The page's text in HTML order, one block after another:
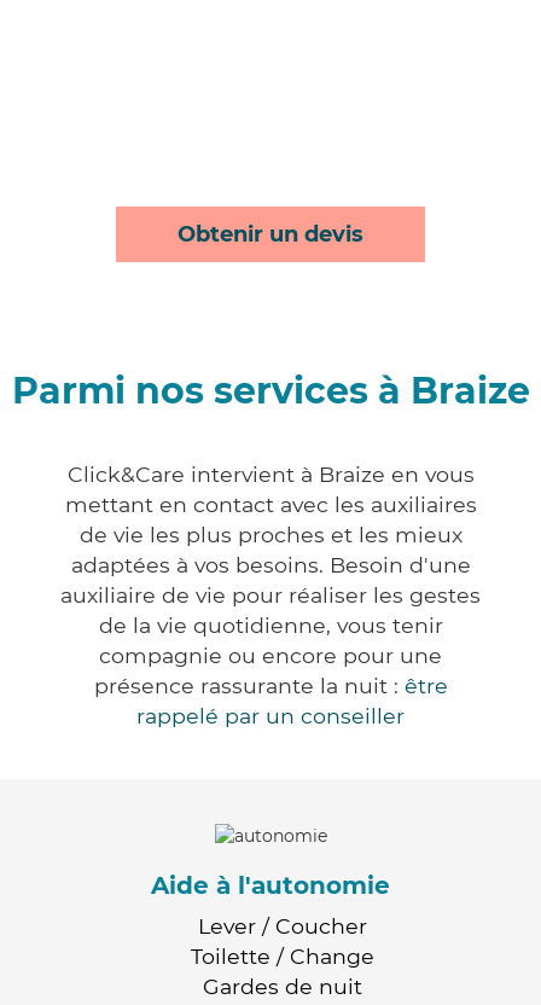
Obtenir un devis
Parmi nos services à Braize
Click&Care intervient à Braize en vous
mettant en contact avec les auxiliaires
de vie les plus proches et les mieux
adaptées à vos besoins. Besoin d'une
auxiliaire de vie pour réaliser les gestes
de la vie quotidienne, vous tenir
compagnie ou encore pour une
présence rassurante la nuit : être
rappelé par un conseiller
Aide à l'autonomie
Lever / Coucher
Toilette / Change
Gardes de nuit